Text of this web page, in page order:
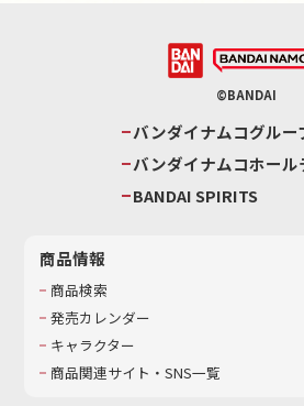
©BANDAI
バンダイナムコグルー
バンダイナムコホール
BANDAI SPIRITS
商品情報
商品検索
発売カレンダー
キャラクター
商品関連サイト・SNS一覧